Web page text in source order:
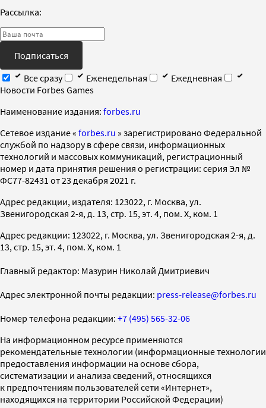
Рассылка:
Подписаться
Все сразу
Еженедельная
Ежедневная
Новости Forbes Games
Наименование издания: forbes.ru
Cетевое издание « forbes.ru » зарегистрировано Федеральной
службой по надзору в сфере связи, информационных
технологий и массовых коммуникаций, регистрационный
номер и дата принятия решения о регистрации: серия Эл №
ФС77-82431 от 23 декабря 2021 г.
Адрес редакции, издателя: 123022, г. Москва, ул.
Звенигородская 2-я, д. 13, стр. 15, эт. 4, пом. X, ком. 1
Адрес редакции: 123022, г. Москва, ул. Звенигородская 2-я, д.
13, стр. 15, эт. 4, пом. X, ком. 1
Главный редактор: Мазурин Николай Дмитриевич
Адрес электронной почты редакции: press-release@forbes.ru
Номер телефона редакции: +7 (495) 565-32-06
На информационном ресурсе применяются
рекомендательные технологии (информационные технологии
предоставления информации на основе сбора,
систематизации и анализа сведений, относящихся
к предпочтениям пользователей сети «Интернет»,
находящихся на территории Российской Федерации)